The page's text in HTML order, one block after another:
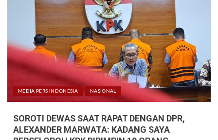
MEDIA PERS INDONESIA NASIONAL
SOROTI DEWAS SAAT RAPAT DENGAN DPR,
ALEXANDER MARWATA: KADANG SAYA